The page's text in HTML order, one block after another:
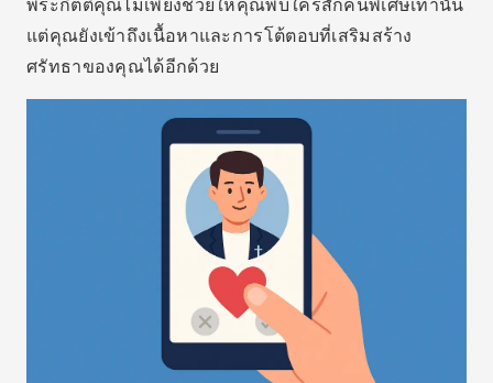
แอพหาคู่คริสเตียนเป็นโอกาสอันดีเยี่ยม
สำหรับคนโสดที่ต้องการสร้างความสัมพันธ์ที่มั่นคงโดย
ยึดหลักพระคัมภีร์และความเคารพซึ่งกันและกัน
ท้ายที่สุดแล้ว เทคโนโลยีสามารถและควรนำมาใช้เพื่อ
เชื่อมโยงผู้คนที่มีเป้าหมายคล้ายคลึงกันเข้าด้วยกัน และ